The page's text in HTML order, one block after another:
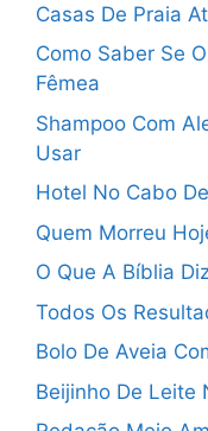
Casas De Praia
Como Saber Se
Fêmea
Shampoo Com
Usar
Hotel No Cabo
Quem Morreu
O Que A Bíblia
Todos Os
Bolo De Aveia
Beijinho De Leite